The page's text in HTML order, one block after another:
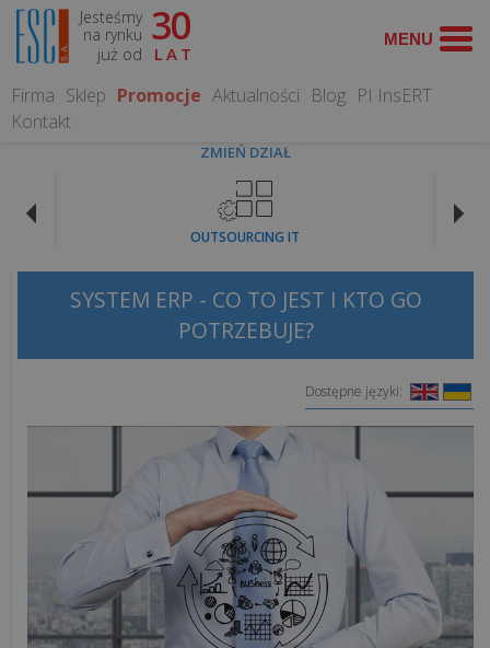
Jesteśmy
na rynku
już od
30
LAT
Firma Sklep Promocje Aktualności Blog PI InsERT
Kontakt
ZMIEŃ DZIAŁ
OUTSOURCING IT
WYSZUKAJ
dla
gastronomii
hoteli
Systemy
Programy
księgowe
SYSTEM ERP - CO TO JEST I KTO GO
POTRZEBUJE?
Dostępne języki: